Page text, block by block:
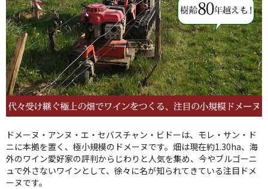
ドメーヌ・アンヌ・エ・セバスチャン・ビドーは、モレ・サン・ド
ニに本拠を置く、極小規模のドメーヌです。畑は現在約1.30ha、海
外のワイン愛好家の評判からじわりと人気を集め、今やブルゴーニ
ュで外さないワインとして、徐々に名が知られてきている注目ドメ
ーヌです。